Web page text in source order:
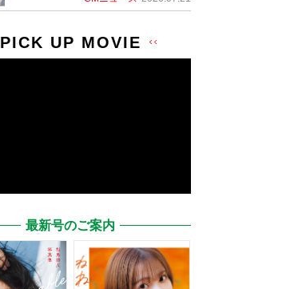
PICK UP MOVIE
最新号のご案内